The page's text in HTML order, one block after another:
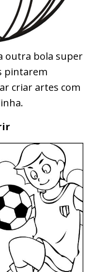
outra bola super
pintarem
criar artes com